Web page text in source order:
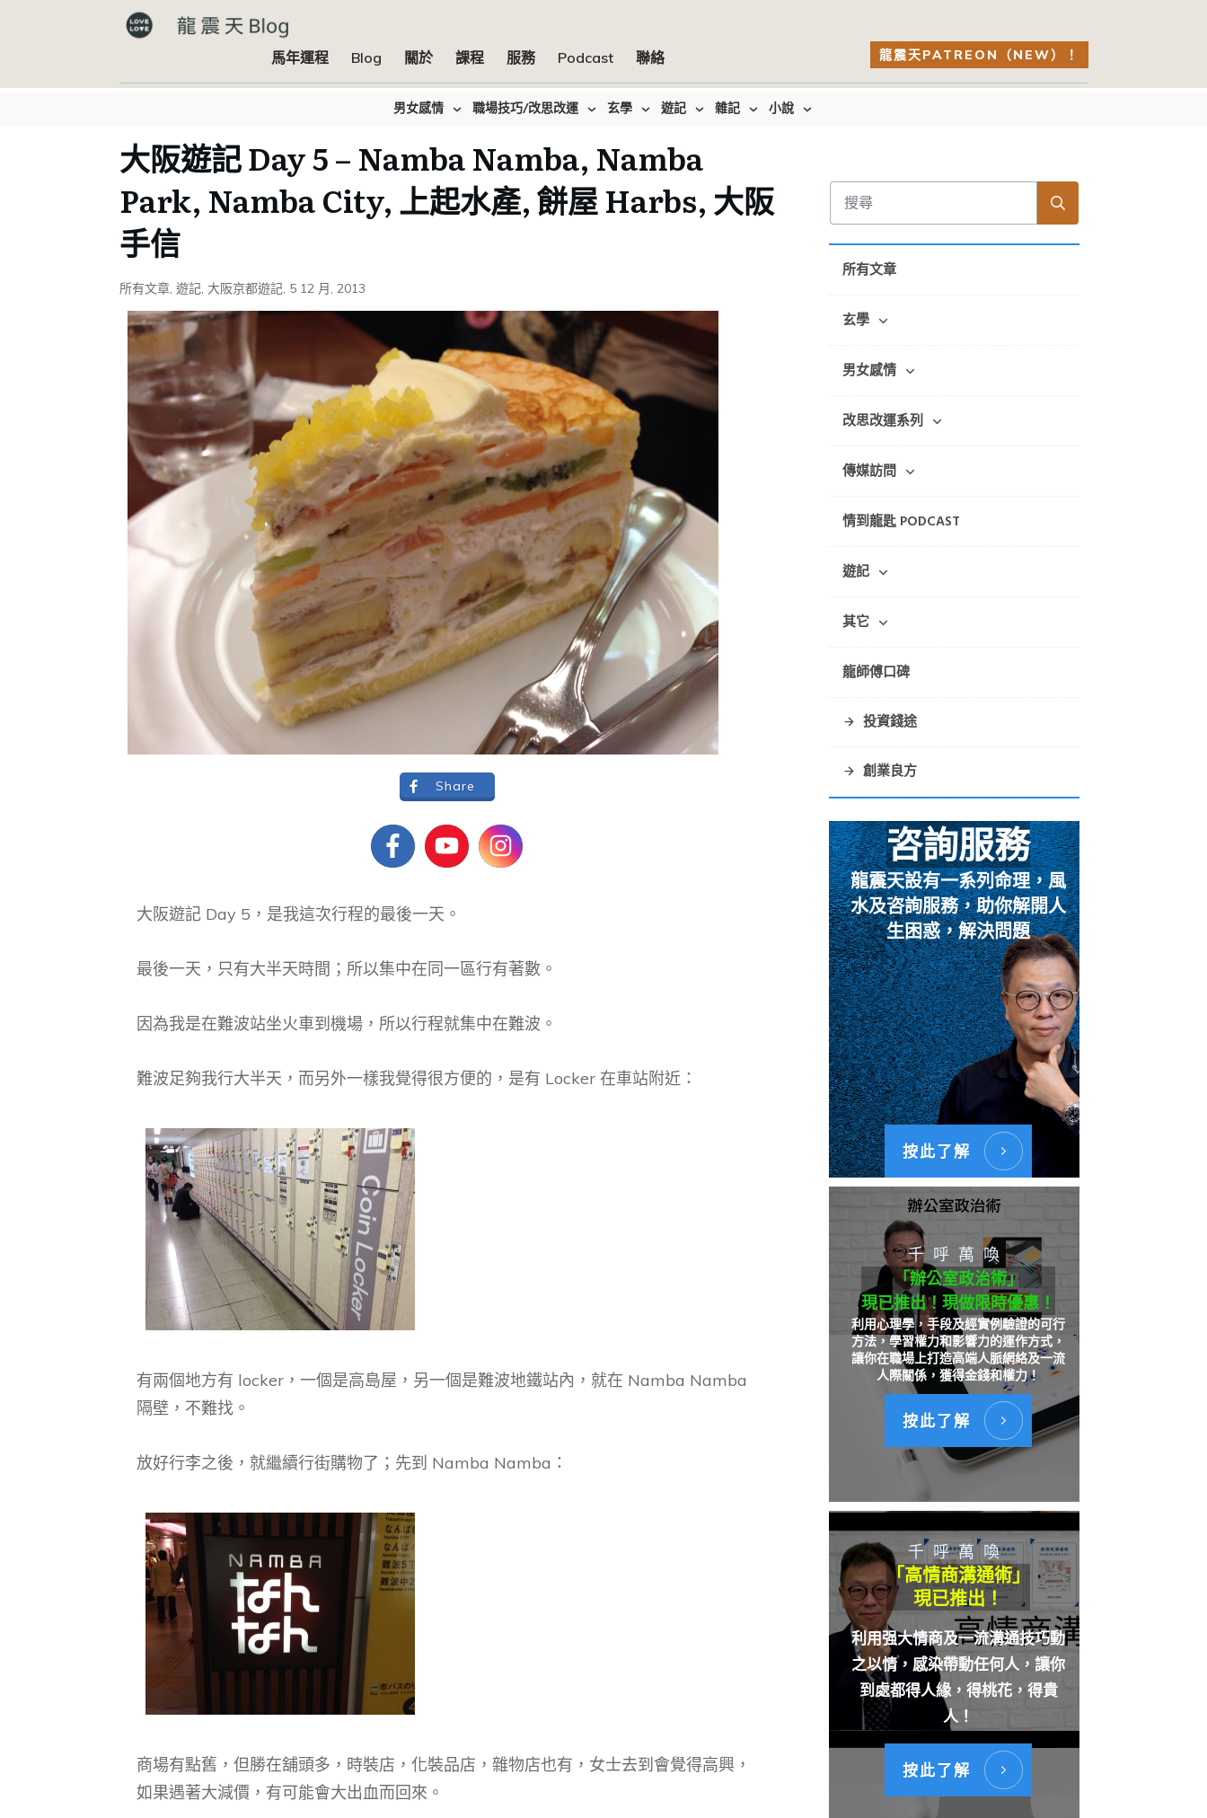
馬年運程 Blog 關於 課程 服務 Podcast 聯絡 龍震天PATREON（NEW）！
男女感情 職場技巧/改思改運 玄學 遊記 雜記 小說
大阪遊記 Day 5 – Namba Namba, Namba
Park, Namba City, 上起水產, 餅屋 Harbs, 大阪
手信
所有文章, 遊記, 大阪京都遊記, 5 12 月, 2013
Share
大阪遊記 Day 5，是我這次行程的最後一天。
最後一天，只有大半天時間；所以集中在同一區行有著數。
因為我是在難波站坐火車到機場，所以行程就集中在難波。
難波足夠我行大半天，而另外一樣我覺得很方便的，是有 Locker 在車站附近：
有兩個地方有 locker，一個是高島屋，另一個是難波地鐵站內，就在 Namba Namba
隔壁，不難找。
放好行李之後，就繼續行街購物了；先到 Namba Namba：
商場有點舊，但勝在舖頭多，時裝店，化裝品店，雜物店也有，女士去到會覺得高興，
如果遇著大減價，有可能會大出血而回來。
所有文章
玄學
男女感情
改思改運系列
傳媒訪問
情到龍匙 PODCAST
遊記
其它
龍師傅口碑
投資錢途
創業良方
咨詢服務
龍震天設有一系列命理，風
水及咨詢服務，助你解開人
生困惑，解決問題
按此了解
千呼萬喚
「辦公室政治術」
現已推出！現做限時優惠！
利用心理學，手段及經實例驗證的可行
方法，學習權力和影響力的運作方式，
讓你在職場上打造高端人脈網絡及一流
人際關係，獲得金錢和權力！
按此了解
千呼萬喚
「高情商溝通術」
現已推出！
利用强大情商及一流溝通技巧動
之以情，感染帶動任何人，讓你
到處都得人緣，得桃花，得貴
人！
按此了解